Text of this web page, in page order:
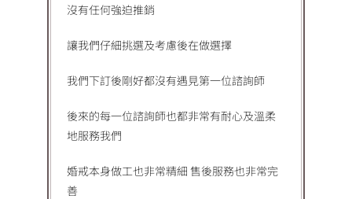
沒有任何強迫推銷
讓我們仔細挑選及考慮後在做選擇
我們下訂後剛好都沒有遇見第一位諮詢師
後來的每一位諮詢師也都非常有耐心及溫柔
地服務我們
婚戒本身做工也非常精細 售後服務也非常完
善